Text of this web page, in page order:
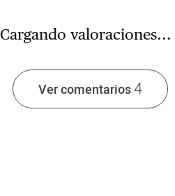
Cargando valoraciones...
Ver comentarios4